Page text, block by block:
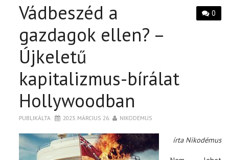
PÓLÓ RENDELÉS
0
Vádbeszéd a
gazdagok ellen? –
Újkeletű
kapitalizmus-bírálat
Hollywoodban
PUBLIKÁLTA 2023. MÁRCIUS 26. NIKODEMUS
írta Nikodémus